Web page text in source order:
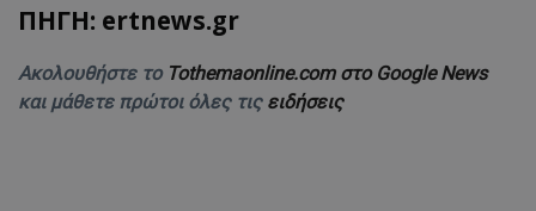
ΠΗΓΗ: ertnews.gr
Ακολουθήστε το Tothemaonline.com στο Google News
και μάθετε πρώτοι όλες τις ειδήσεις